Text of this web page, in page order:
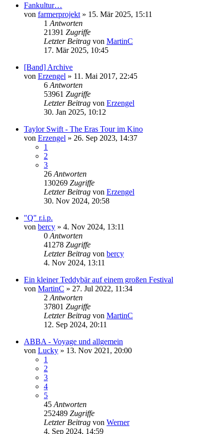
Fankultur…
von farmerprojekt » 15. Mär 2025, 15:11
1 Antworten
21391 Zugriffe
Letzter Beitrag von MartinC
17. Mär 2025, 10:45
[Band] Archive
von Erzengel » 11. Mai 2017, 22:45
6 Antworten
53961 Zugriffe
Letzter Beitrag von Erzengel
30. Jan 2025, 10:12
Taylor Swift - The Eras Tour im Kino
von Erzengel » 26. Sep 2023, 14:37
1
2
3
26 Antworten
130269 Zugriffe
Letzter Beitrag von Erzengel
30. Nov 2024, 20:58
"Q" r.i.p.
von bercy » 4. Nov 2024, 13:11
0 Antworten
41278 Zugriffe
Letzter Beitrag von bercy
4. Nov 2024, 13:11
Ein kleiner Teddybär auf einem großen Festival
von MartinC » 27. Jul 2022, 11:34
2 Antworten
37801 Zugriffe
Letzter Beitrag von MartinC
12. Sep 2024, 20:11
ABBA - Voyage und allgemein
von Lucky » 13. Nov 2021, 20:00
1
2
3
4
5
45 Antworten
252489 Zugriffe
Letzter Beitrag von Werner
4. Sep 2024, 14:59